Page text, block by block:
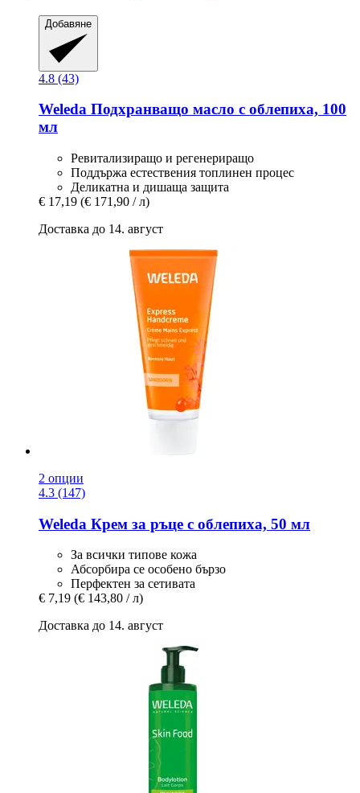
Добавяне
4.8 (43)
Weleda Подхранващо масло с облепиха, 100
мл
Ревитализиращо и регенериращо
Поддържа естествения топлинен процес
Деликатна и дишаща защита
€ 17,19 (€ 171,90 / л)
Доставка до 14. август
2 опции
4.3 (147)
Weleda Крем за ръце с облепиха, 50 мл
За всички типове кожа
Абсорбира се особено бързо
Перфектен за сетивата
€ 7,19 (€ 143,80 / л)
Доставка до 14. август